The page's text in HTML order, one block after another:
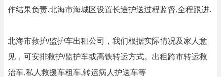
作结果负责.北海市海城区设置长途护送过程监督,全程跟进.
北海市救护/监护车出租公司，我们根据实际情况及家人意
见，可安排救护/监护车或高铁转运方式。出租跨市转运救
治车,私人救援车租车,转运病人护送车等